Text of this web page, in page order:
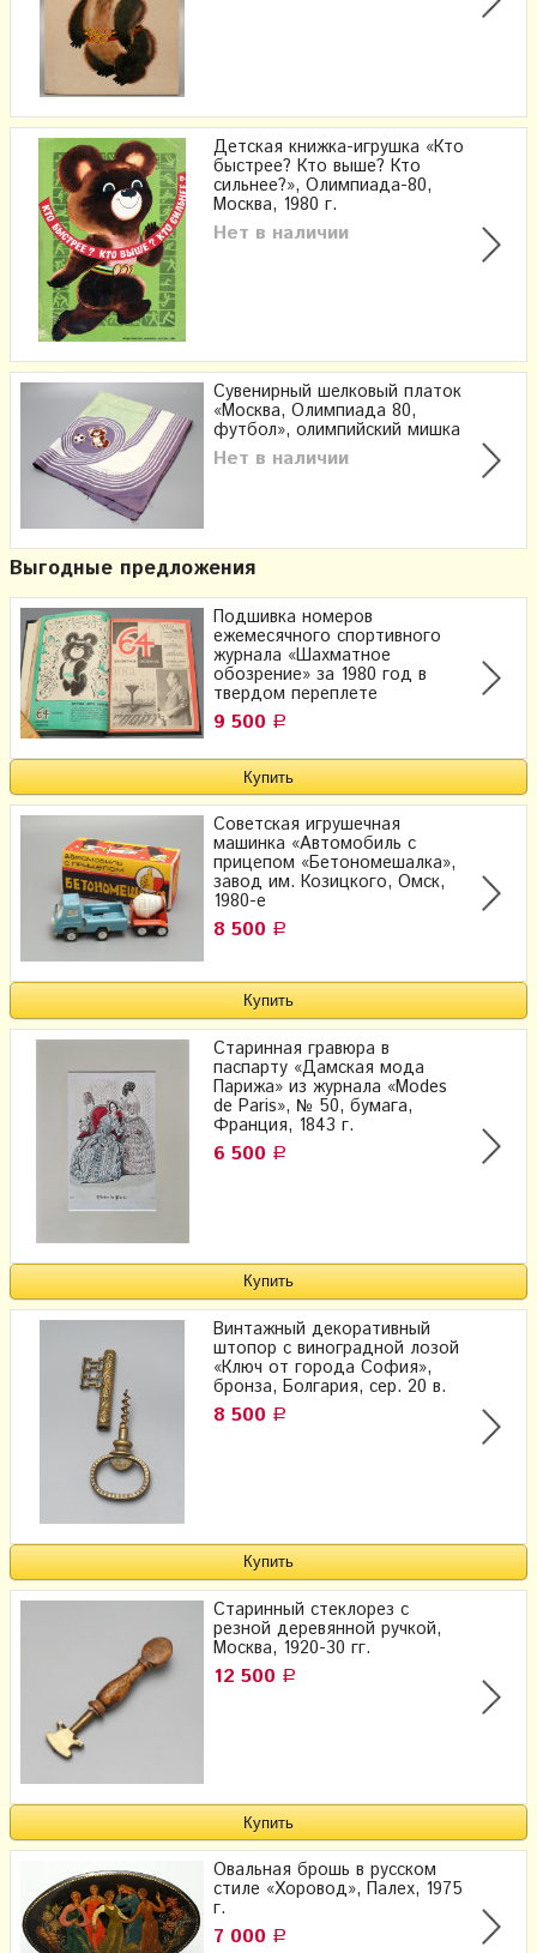
Детская книжка-игрушка «Кто
быстрее? Кто выше? Кто
сильнее?», Олимпиада-80,
Москва, 1980 г.
Нет в наличии
Сувенирный шелковый платок
«Москва, Олимпиада 80,
футбол», олимпийский мишка
Нет в наличии
Выгодные предложения
Подшивка номеров
ежемесячного спортивного
журнала «Шахматное
обозрение» за 1980 год в
твердом переплете
9 500 Р
Советская игрушечная
машинка «Автомобиль с
прицепом «Бетономешалка»,
завод им. Козицкого, Омск,
1980-е
8 500 Р
Старинная гравюра в
паспарту «Дамская мода
Парижа» из журнала «Modes
de Paris», № 50, бумага,
Франция, 1843 г.
6 500 Р
Винтажный декоративный
штопор с виноградной лозой
«Ключ от города София»,
бронза, Болгария, сер. 20 в.
8 500 Р
Старинный стеклорез с
резной деревянной ручкой,
Москва, 1920-30 гг.
12 500 Р
Овальная брошь в русском
стиле «Хоровод», Палех, 1975
г.
7 000 Р